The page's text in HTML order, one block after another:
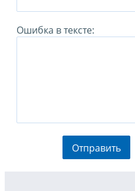
Ошибка в тексте:
Отправить